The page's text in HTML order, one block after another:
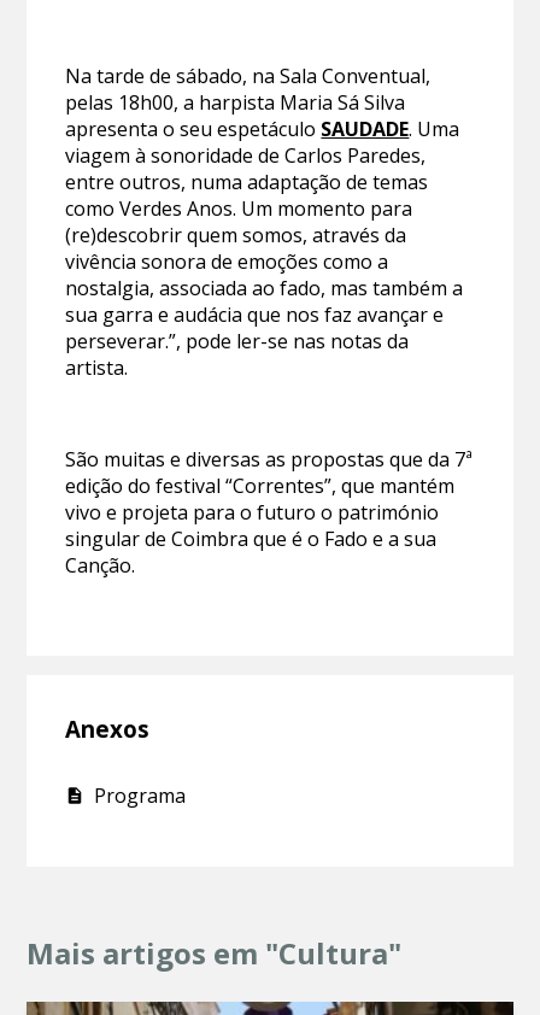
Na tarde de sábado, na Sala Conventual,
pelas 18h00, a harpista Maria Sá Silva
apresenta o seu espetáculo SAUDADE. Uma
viagem à sonoridade de Carlos Paredes,
entre outros, numa adaptação de temas
como Verdes Anos. Um momento para
(re)descobrir quem somos, através da
vivência sonora de emoções como a
nostalgia, associada ao fado, mas também a
sua garra e audácia que nos faz avançar e
perseverar.”, pode ler-se nas notas da
artista.
São muitas e diversas as propostas que da 7ª
edição do festival “Correntes”, que mantém
vivo e projeta para o futuro o património
singular de Coimbra que é o Fado e a sua
Canção.
Anexos
Programa
Mais artigos em "Cultura"